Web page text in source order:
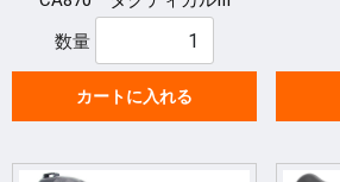
数量
カートに入れる